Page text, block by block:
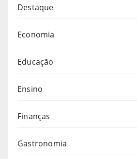
Destaque
Economia
Educação
Ensino
Finanças
Gastronomia